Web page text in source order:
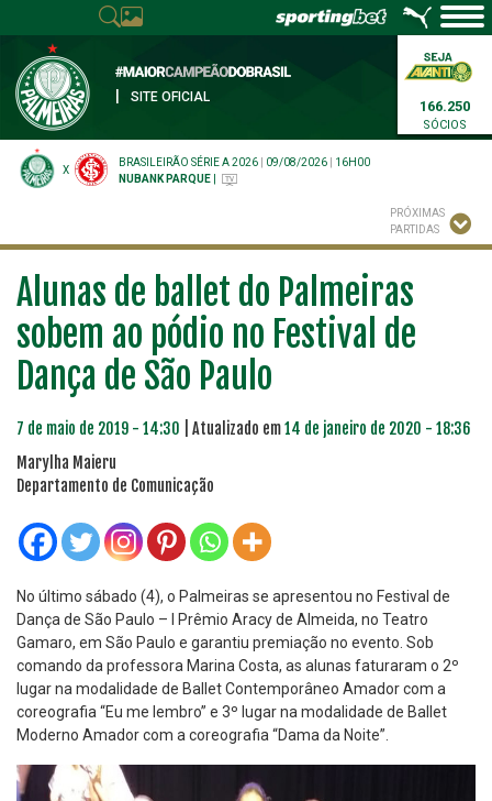
SITE OFICIAL
166.250
SÓCIOS
X
BRASILEIRÃO SÉRIE A 2026 09/08/2026
16H00
NUBANK PARQUE
PRÓXIMAS
PARTIDAS
Alunas de ballet do Palmeiras
sobem ao pódio no Festival de
Dança de São Paulo
7 de maio de 2019 - 14:30 | Atualizado em14 de janeiro de 2020 - 18:36
Marylha Maieru
Departamento de Comunicação
No último sábado (4), o Palmeiras se apresentou no Festival de
Dança de São Paulo – I Prêmio Aracy de Almeida, no Teatro
Gamaro, em São Paulo e garantiu premiação no evento. Sob
comando da professora Marina Costa, as alunas faturaram o 2º
lugar na modalidade de Ballet Contemporâneo Amador com a
coreografia “Eu me lembro” e 3º lugar na modalidade de Ballet
Moderno Amador com a coreografia “Dama da Noite”.